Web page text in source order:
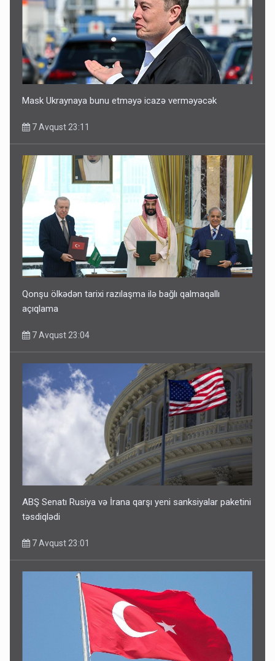
Mask Ukraynaya bunu etməyə icazə verməyəcək
7 Avqust 23:11
Qonşu ölkədən tarixi razılaşma ilə bağlı qalmaqallı
açıqlama
7 Avqust 23:04
ABŞ Senatı Rusiya və İrana qarşı yeni sanksiyalar paketini
təsdiqlədi
7 Avqust 23:01